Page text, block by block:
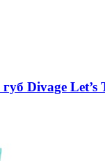
Divage Let’s